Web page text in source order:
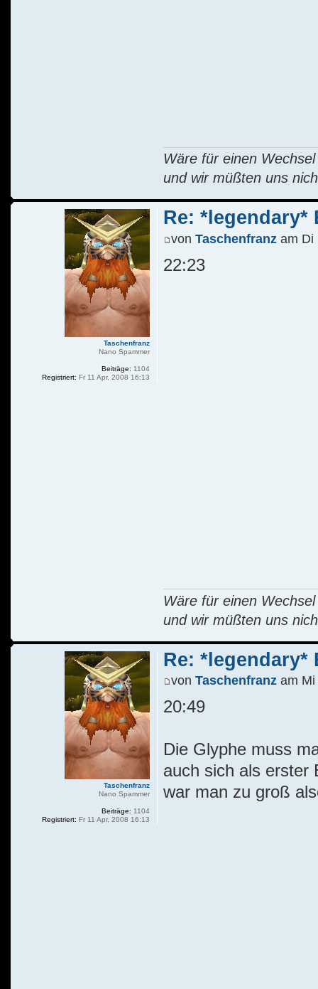
Wäre für einen
und wir müßten uns
Re: *legendary*
von Taschenfranzam Di
22:23
Wäre für einen
und wir müßten uns
Taschenfranz
Nano Spammer
Beiträge: 1104
Registriert: Fr 11 Apr, 2008 16:13
Re: *legendary*
von Taschenfranzam Mi
20:49
Die Glyphe muss
auch sich als erster
war man zu groß
Taschenfranz
Nano Spammer
Beiträge: 1104
Registriert: Fr 11 Apr, 2008 16:13